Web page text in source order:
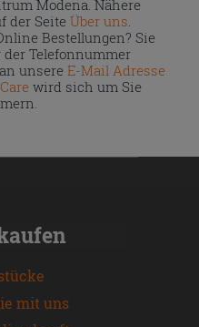
Modena. Nähere
der Seite Über uns
Bestellungen? Sie
Telefonnummer
unsereE-Mail Adresse
wird sich um Sie
mit uns